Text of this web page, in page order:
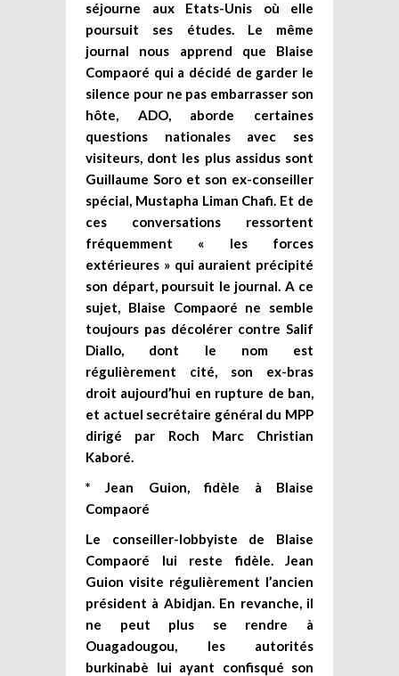
séjourne aux Etats-Unis où elle
poursuit ses études. Le même
journal nous apprend que Blaise
Compaoré qui a décidé de garder le
silence pour ne pas embarrasser son
hôte, ADO, aborde certaines
questions nationales avec ses
visiteurs, dont les plus assidus sont
Guillaume Soro et son ex-conseiller
spécial, Mustapha Liman Chafi. Et de
ces conversations ressortent
fréquemment « les forces
extérieures » qui auraient précipité
son départ, poursuit le journal. A ce
sujet, Blaise Compaoré ne semble
toujours pas décolérer contre Salif
Diallo, dont le nom est
régulièrement cité, son ex-bras
droit aujourd’hui en rupture de ban,
et actuel secrétaire général du MPP
dirigé par Roch Marc Christian
Kaboré.
* Jean Guion, fidèle à Blaise
Compaoré
Le conseiller-lobbyiste de Blaise
Compaoré lui reste fidèle. Jean
Guion visite régulièrement l’ancien
président à Abidjan. En revanche, il
ne peut plus se rendre à
Ouagadougou, les autorités
burkinabè lui ayant confisqué son